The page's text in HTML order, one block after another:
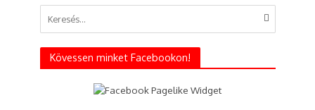
Kövessen minket Facebookon!